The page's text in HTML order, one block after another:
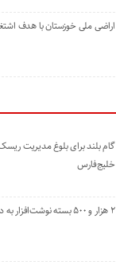
اراضی ملی خوزستان با هدف
گام بلند برای بلوغ مدیریت
خلیج‌فارس
۲ هزار و ۵۰۰ بسته نوشت‌افزار به دانش‌آموزان خوزستان رسید